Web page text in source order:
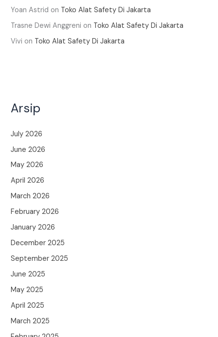
Yoan Astrid on Toko Alat Safety Di Jakarta
Trasne Dewi Anggreni on Toko Alat Safety Di Jakarta
Vivi on Toko Alat Safety Di Jakarta
Arsip
July 2026
June 2026
May 2026
April 2026
March 2026
February 2026
January 2026
December 2025
September 2025
June 2025
May 2025
April 2025
March 2025